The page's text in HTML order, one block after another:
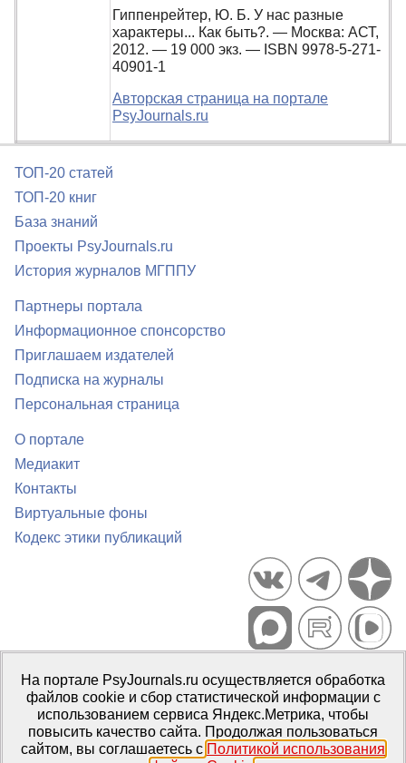
Гиппенрейтер, Ю. Б. У нас разные
характеры... Как быть?. — Москва: АСТ,
2012. — 19 000 экз. — ISBN 9978-5-271-
40901-1
Авторская страница на портале
PsyJournals.ru
ТОП-20 статей
ТОП-20 книг
База знаний
Проекты PsyJournals.ru
История журналов МГППУ
Партнеры портала
Информационное спонсорство
Приглашаем издателей
Подписка на журналы
Персональная страница
О портале
Медиакит
Контакты
Виртуальные фоны
Кодекс этики публикаций
Портал психологических изданий PsyJournals.ru, 2007–2026
Правила использования материалов
Свидетельство регистрации СМИЭл № ФС77-66447 от 14 июля
2016 г.
Издатель: ФГБОУ ВО МГППУ
На портале PsyJournals.ru осуществляется обработка
файлов cookie и сбор статистической информации с
использованием сервиса Яндекс.Метрика, чтобы
повысить качество сайта. Продолжая пользоваться
сайтом, вы соглашаетесь с Политикой использования